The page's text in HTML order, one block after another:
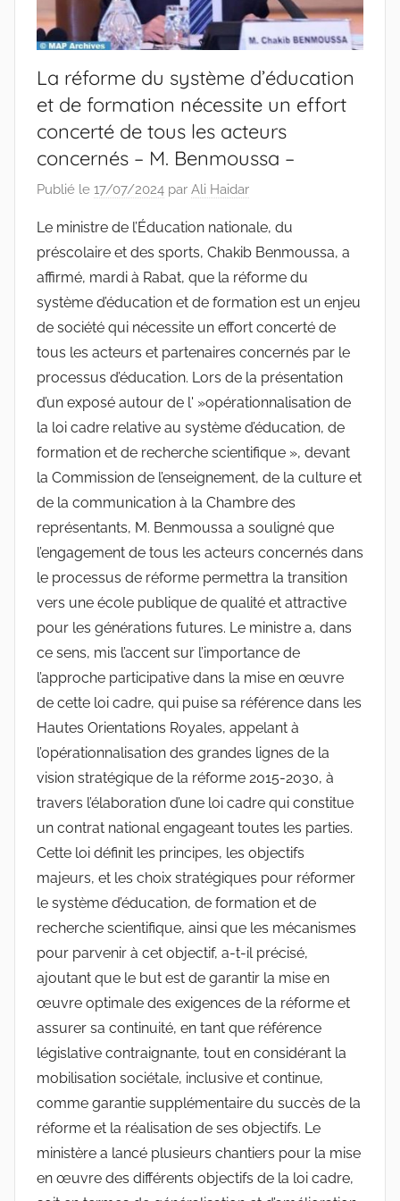
La réforme du système d’éducation
et de formation nécessite un effort
concerté de tous les acteurs
concernés – M. Benmoussa –
Publié le 17/07/2024 par Ali Haidar
Le ministre de l’Éducation nationale, du
préscolaire et des sports, Chakib Benmoussa, a
affirmé, mardi à Rabat, que la réforme du
système d’éducation et de formation est un enjeu
de société qui nécessite un effort concerté de
tous les acteurs et partenaires concernés par le
processus d’éducation. Lors de la présentation
d’un exposé autour de l' »opérationnalisation de
la loi cadre relative au système d’éducation, de
formation et de recherche scientifique », devant
la Commission de l’enseignement, de la culture et
de la communication à la Chambre des
représentants, M. Benmoussa a souligné que
l’engagement de tous les acteurs concernés dans
le processus de réforme permettra la transition
vers une école publique de qualité et attractive
pour les générations futures. Le ministre a, dans
ce sens, mis l’accent sur l’importance de
l’approche participative dans la mise en œuvre
de cette loi cadre, qui puise sa référence dans les
Hautes Orientations Royales, appelant à
l’opérationnalisation des grandes lignes de la
vision stratégique de la réforme 2015-2030, à
travers l’élaboration d’une loi cadre qui constitue
un contrat national engageant toutes les parties.
Cette loi définit les principes, les objectifs
majeurs, et les choix stratégiques pour réformer
le système d’éducation, de formation et de
recherche scientifique, ainsi que les mécanismes
pour parvenir à cet objectif, a-t-il précisé,
ajoutant que le but est de garantir la mise en
œuvre optimale des exigences de la réforme et
assurer sa continuité, en tant que référence
législative contraignante, tout en considérant la
mobilisation sociétale, inclusive et continue,
comme garantie supplémentaire du succès de la
réforme et la réalisation de ses objectifs. Le
ministère a lancé plusieurs chantiers pour la mise
en œuvre des différents objectifs de la loi cadre,